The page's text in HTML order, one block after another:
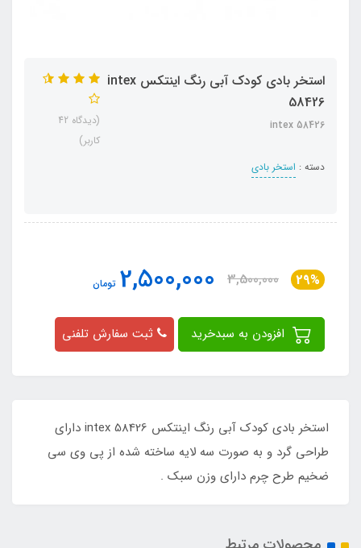
استخر بادی کودک آبی رنگ اینتکس intex
58426
intex 58426
دسته : استخر بادی
(دیدگاه 42
کاربر)
29%
3,500,000
2,500,000 تومان
ثبت سفارش تلفنی
استخر بادی کودک آبی رنگ اینتکس intex 58426 دارای
طراحی گرد و به صورت سه لایه ساخته شده از پی وی سی
ضخیم طرح چرم دارای وزن سبک .